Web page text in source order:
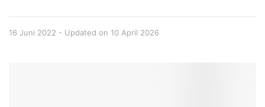
16 Juni 2022 - Updated on 10 April 2026